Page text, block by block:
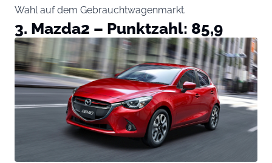
Wahl auf dem Gebrauchtwagenmarkt.
3. Mazda2 – Punktzahl: 85,9